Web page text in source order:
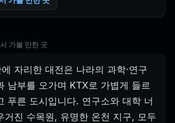
가볼 만한 곳
자리한 대전은 나라의 과학·연구
남부를 오가며 KTX로 가볍게 들르
푸른 도시입니다. 연구소와 대학 너
거진 수목원, 유명한 온천 지구, 모두